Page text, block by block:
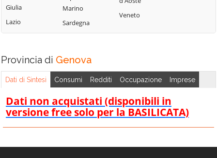
Favale di Malvaro
Zoagli
Giulia
Lazio
Marino
Sardegna
Veneto
Provincia di Genova
Dati di Sintesi Consumi Redditi Occupazione Imprese
Dati non acquistati (disponibili in
versione free solo per la BASILICATA)